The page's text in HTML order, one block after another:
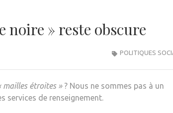
noire » reste obscure
POLITIQUES
mailles étroites »? Nous ne sommes pas à un
services de renseignement.